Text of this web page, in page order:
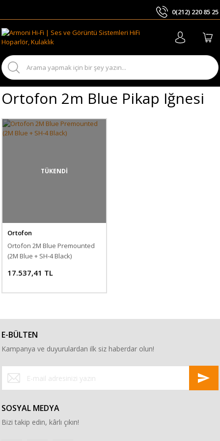
0(212) 220 85 25
Ortofon 2m Blue Pikap Iğnesi
TÜKENDİ
Ortofon
Ortofon 2M Blue Premounted
(2M Blue + SH-4 Black)
17.537,41 TL
E-BÜLTEN
Kampanya ve duyurulardan ilk siz haberdar olun!
SOSYAL MEDYA
Bizi takip edin, kârlı çıkın!